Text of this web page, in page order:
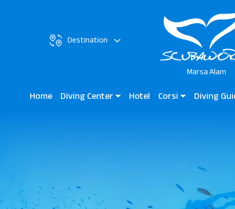
Destination
Marsa Alam
Home Diving Center Hotel Corsi Diving